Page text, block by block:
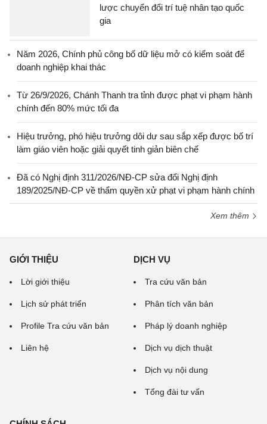
lược chuyển đổi trí tuệ nhân tạo quốc
gia
Năm 2026, Chính phủ công bố dữ liệu mở có kiểm soát để
doanh nghiệp khai thác
Từ 26/9/2026, Chánh Thanh tra tỉnh được phạt vi phạm hành
chính đến 80% mức tối đa
Hiệu trưởng, phó hiệu trưởng dôi dư sau sắp xếp được bố trí
làm giáo viên hoặc giải quyết tinh giản biên chế
Đã có Nghị định 311/2026/NĐ-CP sửa đổi Nghị định
189/2025/NĐ-CP về thẩm quyền xử phạt vi phạm hành chính
Xem thêm
GIỚI THIỆU
Lời giới thiệu
Lịch sử phát triển
Profile Tra cứu văn bản
Liên hệ
DỊCH VỤ
Tra cứu văn bản
Phân tích văn bản
Pháp lý doanh nghiệp
Dịch vụ dịch thuật
Dịch vụ nội dung
Tổng đài tư vấn